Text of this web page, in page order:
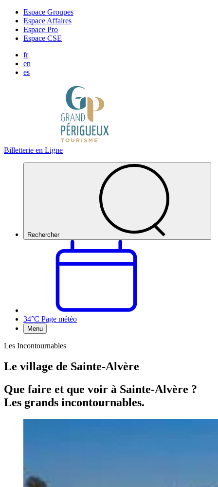
Espace Groupes
Espace Affaires
Espace Pro
Espace CSE
fr
en
es
Billetterie en Ligne
Rechercher
34°C Page météo
Menu
Les Incontournables
Le village de Sainte-Alvère
Que faire et que voir à Sainte-Alvère ?
Les grands incontournables.